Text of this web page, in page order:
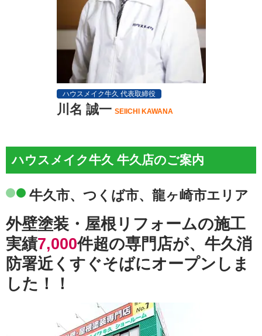
ハウスメイク牛久 代表取締役
川名 誠一 SEIICHI KAWANA
ハウスメイク牛久 牛久店のご案内
牛久市、つくば市、龍ヶ崎市エリア
外壁塗装・屋根リフォームの施工
実績7,000件超の専門店が、牛久消
防署近くすぐそばにオープンしま
した！！